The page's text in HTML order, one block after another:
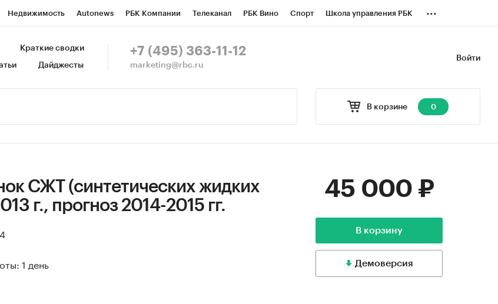
Недвижимость Autonews РБК Компании Телеканал РБК Вино Спорт Школа управления РБК
СПб Конференции СПб Спецпроекты
...
Войти
Краткие сводки
Дайджесты
+7 (495) 363-11-12
marketing@rbc.ru
В корзине 0
СЖТ (синтетических жидких
г., прогноз 2014-2015 гг.
1 день
45 000 ₽
В корзину
Демоверсия